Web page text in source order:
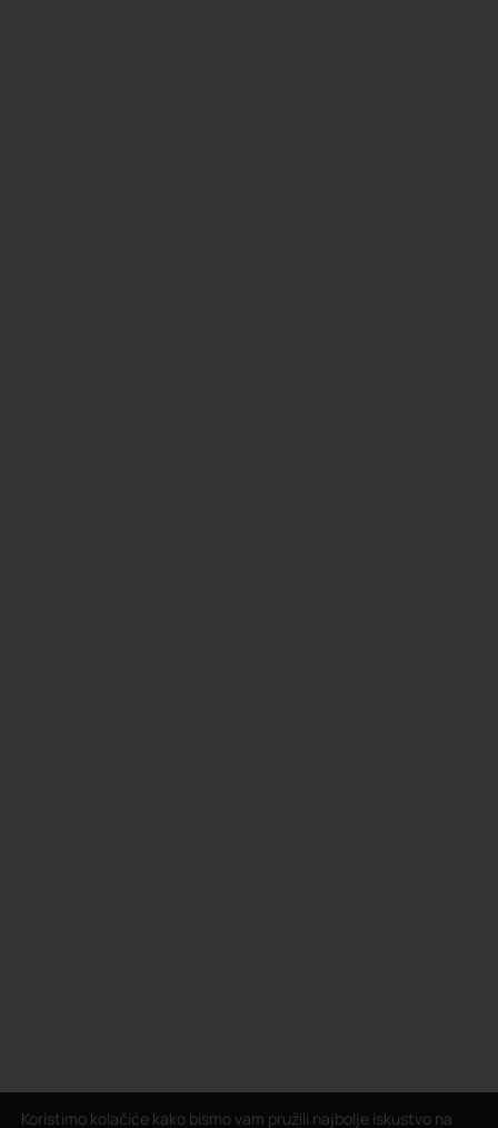
Koristimo kolačiće kako bismo vam pružili najbolje iskustvo na